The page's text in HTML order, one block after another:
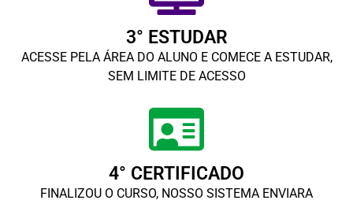
3° ESTUDAR
ACESSE PELA ÁREA DO ALUNO E COMECE A ESTUDAR,
SEM LIMITE DE ACESSO
4° CERTIFICADO
FINALIZOU O CURSO, NOSSO SISTEMA ENVIARA